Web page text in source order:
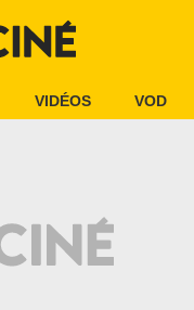
VIDÉOS VOD